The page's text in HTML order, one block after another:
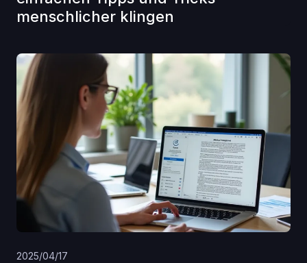
menschlicher klingen
2025/04/17